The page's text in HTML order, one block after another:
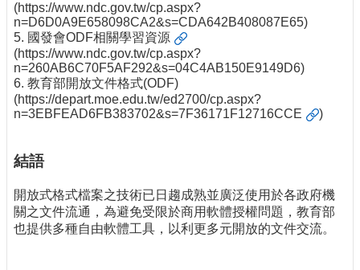
(https://www.ndc.gov.tw/cp.aspx?
n=D6D0A9E658098CA2&s=CDA642B408087E65)
5. 國發會ODF相關學習資源
(https://www.ndc.gov.tw/cp.aspx?
n=260AB6C70F5AF292&s=04C4AB150E9149D6)
6. 教育部開放文件格式(ODF)
(https://depart.moe.edu.tw/ed2700/cp.aspx?
n=3EBFEAD6FB383702&s=7F36171F12716CCE
)
結語
開放式格式檔案之技術已日趨成熟並廣泛使用於各政府機
關之文件流通，為避免受限於商用軟體授權問題，教育部
也提供多種自由軟體工具，以利更多元開放的文件交流。